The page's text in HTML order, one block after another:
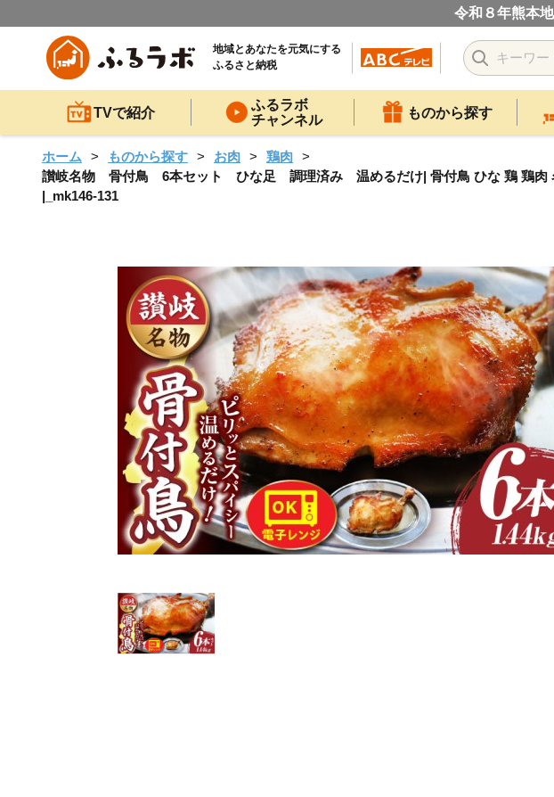
令和８年熊本
地域とあなたを元気にする
ふるさと納税
TVで紹介
ふるラボ
チャンネル
ものから探す
ホーム ものから探す お肉
鶏肉
讃岐名物 骨付鳥 6本セット ひな足 調理済み 温めるだけ| 骨付鳥 ひな 鶏 鶏肉 名
|_mk146-131